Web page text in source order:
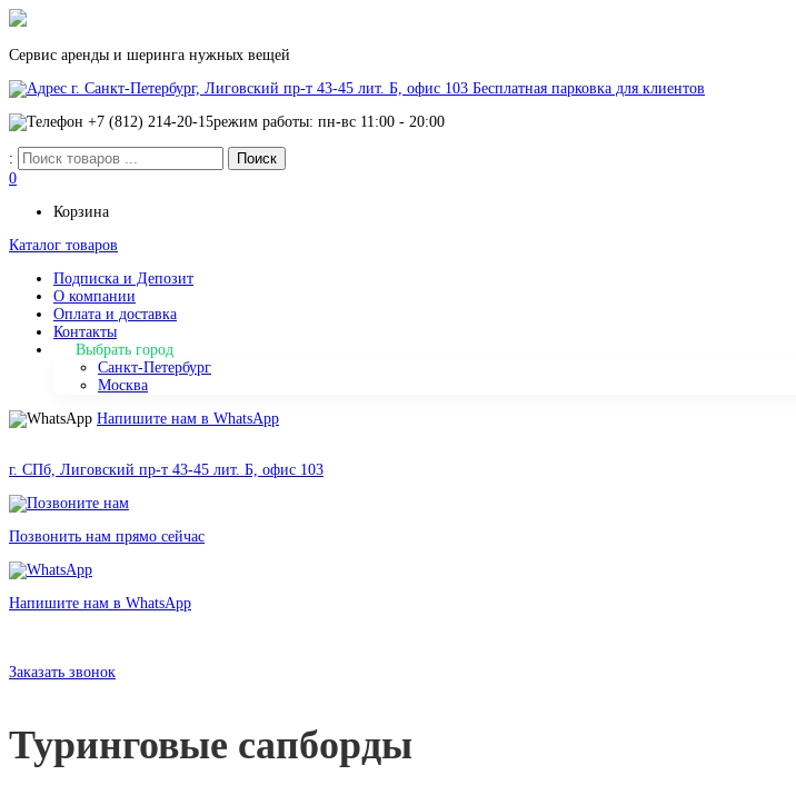
Сервис аренды и шеринга нужных вещей
г. Санкт-Петербург, Лиговский пр-т 43-45 лит. Б, офис 103 Бесплатная парковка для клиентов
+7 (812) 214-20-15режим работы: пн-вс 11:00 - 20:00
:
0
Корзина
Каталог товаров
Подписка и Депозит
О компании
Оплата и доставка
Контакты
Выбрать город
Санкт-Петербург
Москва
Напишите нам в WhatsApp
г. СПб, Лиговский пр-т 43-45 лит. Б, офис 103
Позвонить нам прямо сейчас
Напишите нам в WhatsApp
Заказать звонок
Туринговые сапборды